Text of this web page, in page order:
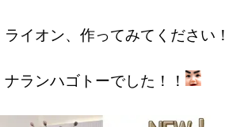
ライオン、作ってみてください！
ナランハゴトーでした！！